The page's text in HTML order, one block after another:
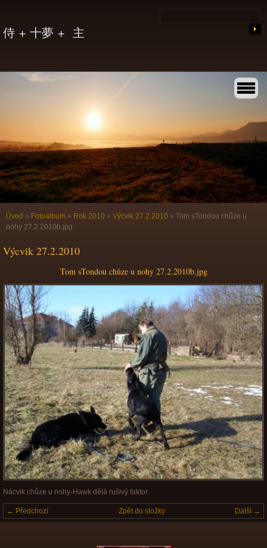
侍 + 十夢 + 主
Úvod » Fotoalbum » Rok 2010 » Výcvik 27.2.2010 » Tom sTondou chůze u
nohy 27.2.2010b.jpg
Výcvik 27.2.2010
Tom sTondou chůze u nohy 27.2.2010b.jpg
Nácvik chůze u nohy-Hawk dělá rušivý faktor
← Předchozí Další →
Zpět do složky